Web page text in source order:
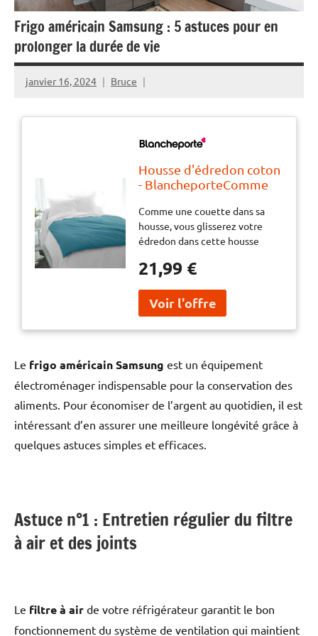
Frigo américain Samsung : 5 astuces pour en
prolonger la durée de vie
janvier 16, 2024 Bruce
Housse d'édredon coton
- BlancheporteComme
housse, vous glisserez
votre édredon dans
cette housse
pour changer la couleur
de votre édredon en
fonction de vos envies et
pour en prolonger la
durée de vie.Housse : 90
Comme une couette dans sa
housse, vous glisserez votre
édredon dans cette housse
changer la couleur de votre
envies et pour en prolonger la
durée de vie.
21,99 €
Le frigo américain Samsung est un équipement
électroménager indispensable pour la conservation des
aliments. Pour économiser de l’argent au quotidien, il est
intéressant d’en assurer une meilleure longévité grâce à
quelques astuces simples et efficaces.
Astuce n°1 : Entretien régulier du filtre
à air et des joints
Le filtre à air de votre réfrigérateur garantit le bon
fonctionnement du système de ventilation qui maintient